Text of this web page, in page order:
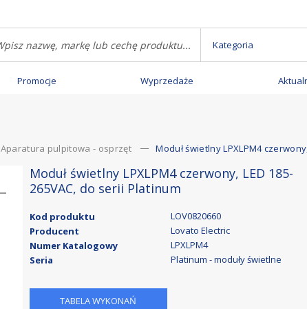
Kategoria
Promocje Wyprzedaże
Aparatura pulpitowa - osprzęt Moduł świetlny LPXLPM4
Moduł świetlny LPXLPM4 czerwony, LED 185-
265VAC, do serii Platinum
Kod produktu
LOV0820660
Producent
Lovato Electric
Numer Katalogowy
LPXLPM4
Seria
Platinum - moduły świetlne
TABELA WYKONAŃ